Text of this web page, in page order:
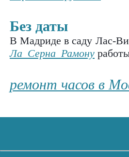
Без даты
В Мадриде в саду Лас-
Ла Серна Рамону
ремонт часов в